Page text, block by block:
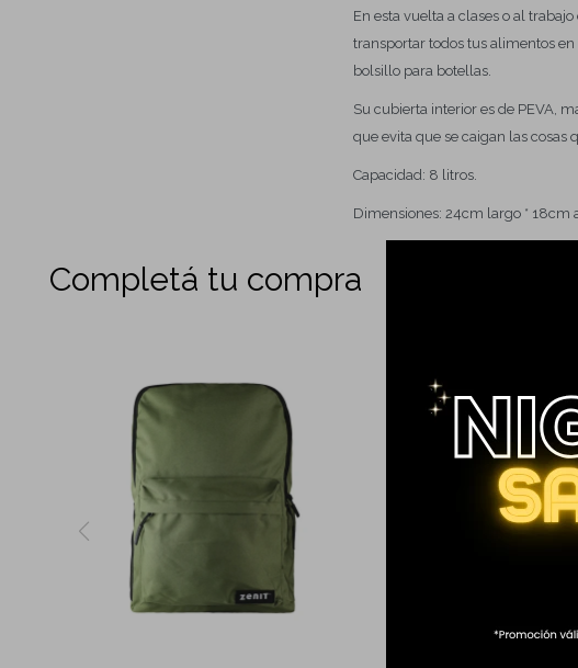
En esta vuelta a clases o al
transportar todos tus alimentos
bolsillo para botellas.
Su cubierta interior es de PEVA,
que evita que se caigan las cosas
Capacidad: 8 litros.
Dimensiones: 24cm largo * 18cm
Completá tu compra